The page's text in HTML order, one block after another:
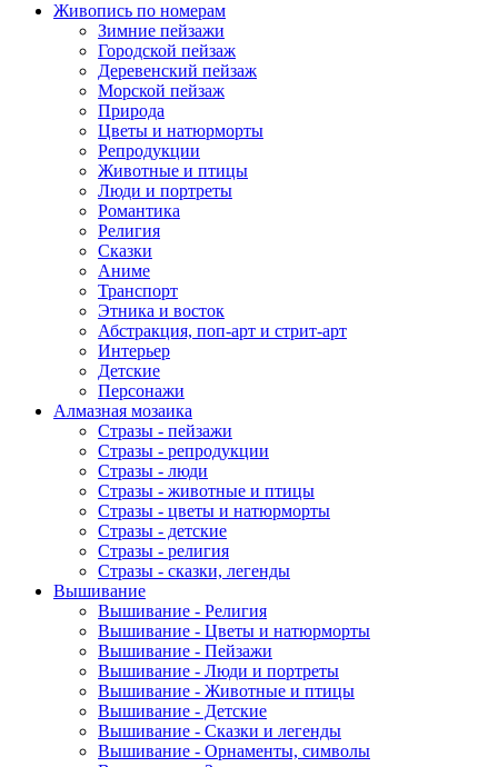
Живопись по номерам
Зимние пейзажи
Городской пейзаж
Деревенский пейзаж
Морской пейзаж
Природа
Цветы и натюрморты
Репродукции
Животные и птицы
Люди и портреты
Романтика
Религия
Сказки
Аниме
Транспорт
Этника и восток
Абстракция, поп-арт и стрит-арт
Интерьер
Детские
Персонажи
Алмазная мозаика
Стразы - пейзажи
Стразы - репродукции
Стразы - люди
Стразы - животные и птицы
Стразы - цветы и натюрморты
Стразы - детские
Стразы - религия
Стразы - сказки, легенды
Вышивание
Вышивание - Религия
Вышивание - Цветы и натюрморты
Вышивание - Пейзажи
Вышивание - Люди и портреты
Вышивание - Животные и птицы
Вышивание - Детские
Вышивание - Сказки и легенды
Вышивание - Орнаменты, символы